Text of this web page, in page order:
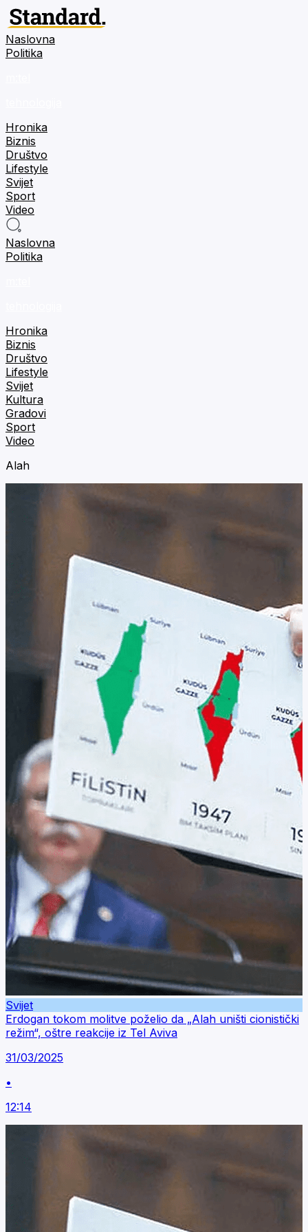
Naslovna
Politika
Hronika
Biznis
Društvo
Lifestyle
Svijet
Sport
Video
Naslovna
Politika
Hronika
Biznis
Društvo
Lifestyle
Svijet
Kultura
Gradovi
Sport
Video
Alah
Svijet
Erdogan tokom molitve poželio da „Alah uništi cionistički
režim“, oštre reakcije iz Tel Aviva
31/03/2025
•
12:14